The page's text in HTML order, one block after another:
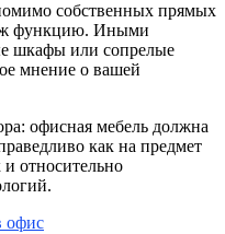
собственных прямых
функцию. Иными
шкафы или сопрелые
мнение о вашей
офисная мебель должна
как на предмет
относительно
офис